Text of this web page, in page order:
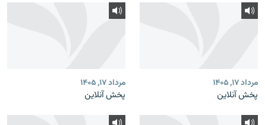
مرداد ۱۷, ۱۴۰۵
پخش آنلاین
مرداد ۱۷, ۱۴۰۵
پخش آنلاین